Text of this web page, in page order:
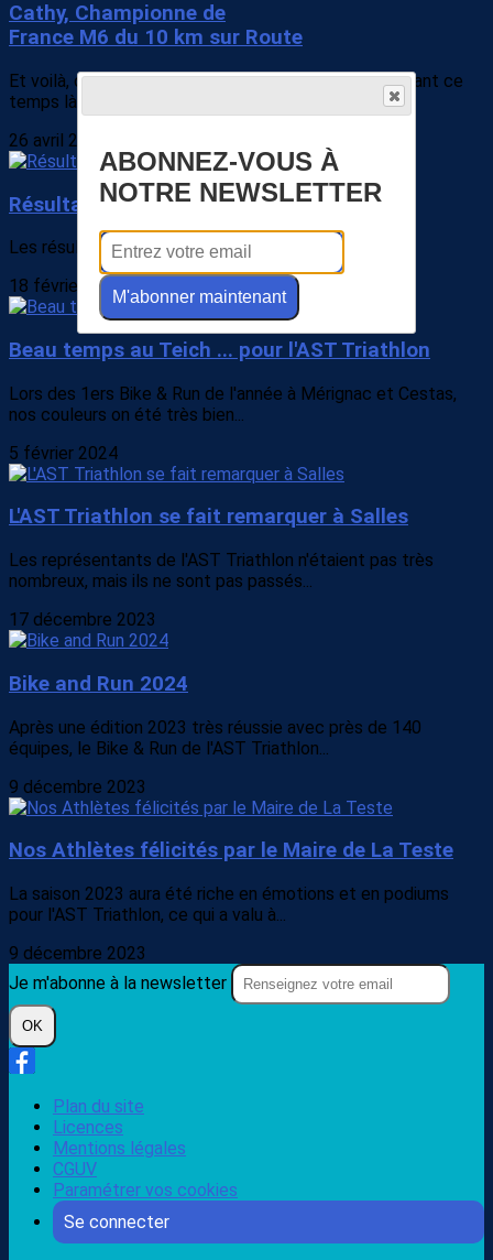
Cathy, Championne de
France M6 du 10 km sur Route
Et voilà, on discute, on rigole, on s'entraine ... et pendant ce
temps là Cathy est championne...
26 avril 2024
Résultats du Bike and Run 2024
Les résultats de l'édition 2024 : le 11 km et le 22 km
18 février 2024
Beau temps au Teich ... pour l'AST Triathlon
Lors des 1ers Bike & Run de l'année à Mérignac et Cestas,
nos couleurs on été très bien...
5 février 2024
L'AST Triathlon se fait remarquer à Salles
Les représentants de l'AST Triathlon n'étaient pas très
nombreux, mais ils ne sont pas passés...
17 décembre 2023
Bike and Run 2024
Après une édition 2023 très réussie avec près de 140
équipes, le Bike & Run de l'AST Triathlon...
9 décembre 2023
Nos Athlètes félicités par le Maire de La Teste
La saison 2023 aura été riche en émotions et en podiums
pour l'AST Triathlon, ce qui a valu à...
9 décembre 2023
Je m'abonne à la newsletter
OK
Plan du site
Licences
Mentions légales
CGUV
Paramétrer vos cookies
Se connecter
ABONNEZ-VOUS À
NOTRE NEWSLETTER
M'abonner maintenant